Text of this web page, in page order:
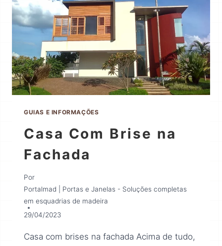
GUIAS E INFORMAÇÕES
Casa Com Brise na
Fachada
Por
Portalmad | Portas e Janelas - Soluções completas
em esquadrias de madeira
29/04/2023
Casa com brises na fachada Acima de tudo,